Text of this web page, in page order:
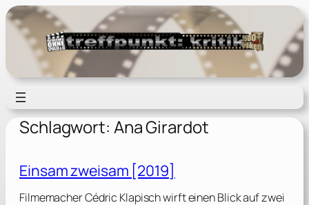
Zum
Inhalt
springen
Schlagwort: Ana Girardot
Einsam zweisam [2019]
Filmemacher Cédric Klapisch wirft einen Blick auf zwei